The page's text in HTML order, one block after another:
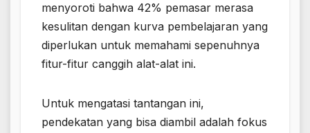
menyoroti bahwa 42% pemasar merasa
kesulitan dengan kurva pembelajaran yang
diperlukan untuk memahami sepenuhnya
fitur-fitur canggih alat-alat ini.
Untuk mengatasi tantangan ini,
pendekatan yang bisa diambil adalah fokus